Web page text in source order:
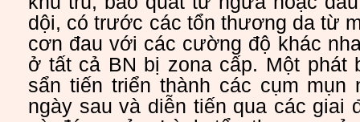
dội, có trước các tổn thương da từ
cơn đau với các cường độ khác
ở tất cả BN bị zona cấp. Một phát
sẩn tiến triển thành các cụm
ngày sau và diễn tiến qua các giai